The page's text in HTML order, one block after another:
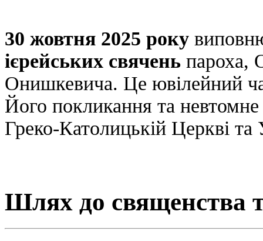
30 жовтня 2025 року
ієрейських свячень пароха,
Онишкевича. Це ювілейний
Його покликання та
Греко-Католицькій Церкві та
Шлях до священства